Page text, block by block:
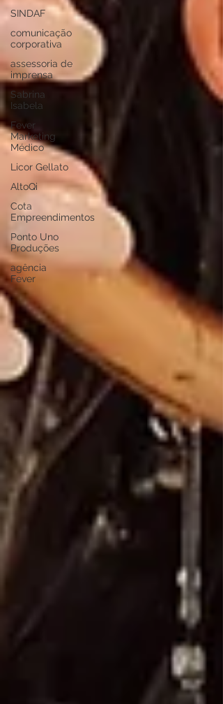
SINDAF
comunicação
corporativa
assessoria de
imprensa
Sabrina
Isabela
Fever
Marketing
Médico
Licor Gellato
AltoQi
Cota
Empreendimentos
Ponto Uno
Produções
agência
Fever